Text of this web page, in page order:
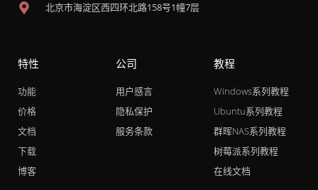
北京市海淀区西四环北路158号1幢7层
特性
功能
价格
文档
下载
博客
公司
用户感言
隐私保护
服务条款
教程
Windows系列教程
Ubuntu系列教程
群晖NAS系列教程
树莓派系列教程
在线文档